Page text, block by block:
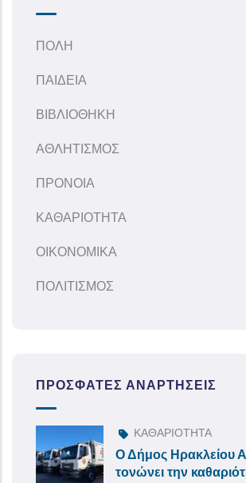
ΠΟΛΗ
ΠΑΙΔΕΙΑ
ΒΙΒΛΙΟΘΗΚΗ
ΑΘΛΗΤΙΣΜΟΣ
ΠΡΟΝΟΙΑ
ΚΑΘΑΡΙΟΤΗΤΑ
ΟΙΚΟΝΟΜΙΚΑ
ΠΟΛΙΤΙΣΜΟΣ
ΠΡΌΣΦΑΤΕΣ ΑΝΑΡΤΉΣΕΙΣ
ΚΑΘΑΡΙΟΤΗΤΑ
Ο Δήμος Ηρακλείου
τονώνει την